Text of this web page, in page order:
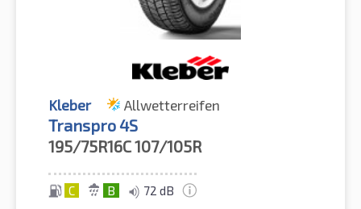
Kleber Allwetterreifen
Transpro 4S
195/75R16C107/105R
C B 72 dB